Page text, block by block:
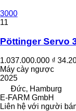
3000
11
Pöttinger Servo
1.037.000.000 ₫
Máy cày ngược
2025
Đức, Hamburg
E-FARM GmbH
Liên hệ với người